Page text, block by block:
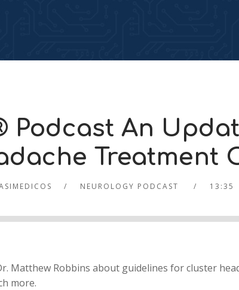
Podcast An
Treatment
NEUROLOGY PODCAST 13:35
Matthew Robbins about guidelines for cluster
more.